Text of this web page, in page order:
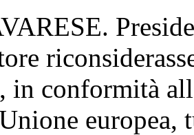
in conformità